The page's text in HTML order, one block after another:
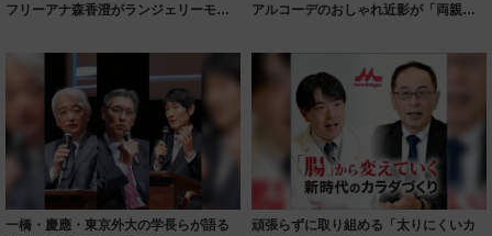
フリーアナ森香澄がランジェリーモデ
アルコーデのおしゃれ近影が「両親の
一橋・慶應・東京外大の学長らが語る
頑張らずに取り組める「太りにくいカ